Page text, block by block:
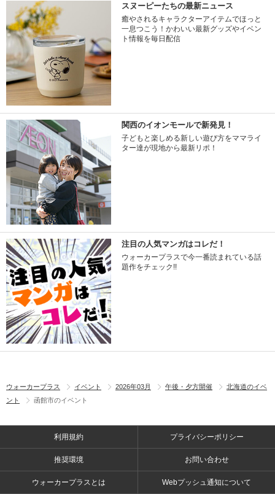
スヌーピーたちの最新ニュース
癒やされるキャラクターアイテムでほっと
一息つこう！かわいい最新グッズやイベン
ト情報を毎日配信
関西のイオンモールで新発見！
子どもと楽しめる新しい遊び方をママライ
ター達が現地から最新リポ！
注目の人気マンガはコレだ！
ウォーカープラスで今一番読まれている話
題作をチェック!!
ウォーカープラス イベント 2026年03月 午後・夕方開催
北海道のイベ
ント
函館市のイベント
利用規約 プライバシーポリシー
推奨環境 お問い合わせ
ウォーカープラスとは Webプッシュ通知について